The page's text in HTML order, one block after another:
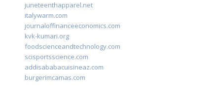
juneteenthapparel.net
italywarm.com
journaloffinanceeconomics.com
kvk-kumari.org
foodscienceandtechnology.com
scisportsscience.com
addisababacuisineaz.com
burgerimcamas.com